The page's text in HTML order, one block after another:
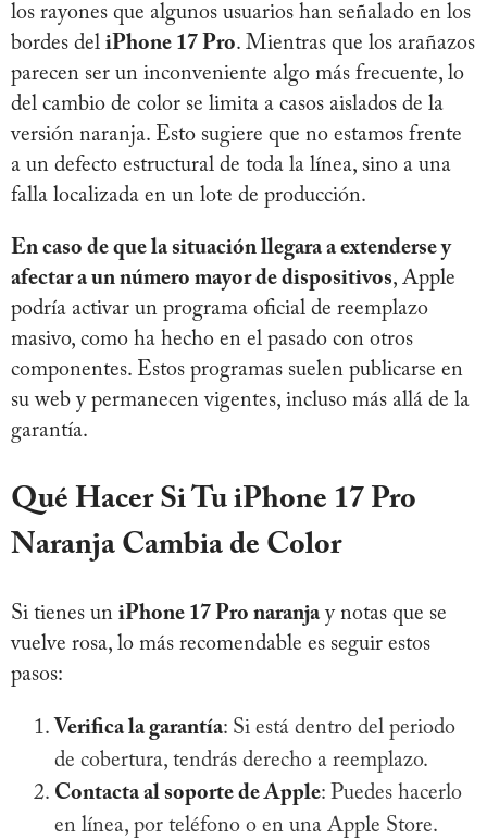
los rayones que algunos usuarios han señalado en los
bordes del iPhone 17 Pro. Mientras que los arañazos
parecen ser un inconveniente algo más frecuente, lo
del cambio de color se limita a casos aislados de la
versión naranja. Esto sugiere que no estamos frente
a un defecto estructural de toda la línea, sino a una
falla localizada en un lote de producción.
En caso de que la situación llegara a extenderse y
afectar a un número mayor de dispositivos, Apple
podría activar un programa oficial de reemplazo
masivo, como ha hecho en el pasado con otros
componentes. Estos programas suelen publicarse en
su web y permanecen vigentes, incluso más allá de la
garantía.
Qué Hacer Si Tu iPhone 17 Pro
Naranja Cambia de Color
Si tienes un iPhone 17 Pro naranjay notas que se
vuelve rosa, lo más recomendable es seguir estos
pasos:
Verifica la garantía: Si está dentro del periodo
de cobertura, tendrás derecho a reemplazo.
Contacta al soporte de Apple: Puedes hacerlo
en línea, por teléfono o en una Apple Store.